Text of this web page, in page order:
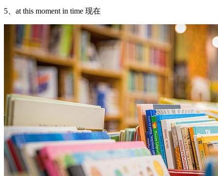
5、at this moment in time 现在